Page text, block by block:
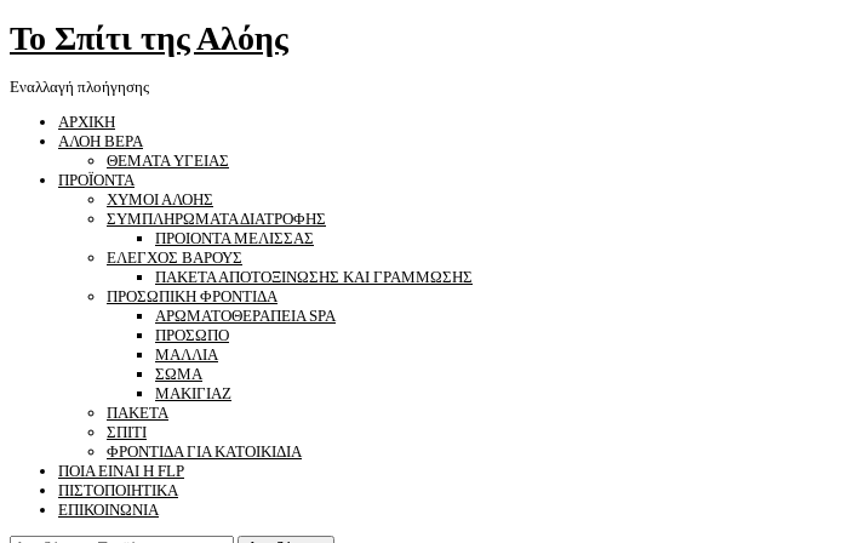
Το Σπίτι της Αλόης
Εναλλαγή πλοήγησης
ΑΡΧΙΚΗ
ΑΛΟΗ ΒΕΡΑ
ΘΕΜΑΤΑ ΥΓΕΙΑΣ
ΠΡΟΪΟΝΤΑ
ΧΥΜΟΙ ΑΛΟΗΣ
ΣΥΜΠΛΗΡΩΜΑΤΑ ΔΙΑΤΡΟΦΗΣ
ΠΡΟΙΟΝΤΑ ΜΕΛΙΣΣΑΣ
ΕΛΕΓΧΟΣ ΒΑΡΟΥΣ
ΠΑΚΕΤΑ ΑΠΟΤΟΞΙΝΩΣΗΣ ΚΑΙ ΓΡΑΜΜΩΣΗΣ
ΠΡΟΣΩΠΙΚΗ ΦΡΟΝΤΙΔΑ
ΑΡΩΜΑΤΟΘΕΡΑΠΕΙΑ SPA
ΠΡΟΣΩΠΟ
ΜΑΛΛΙΑ
ΣΩΜΑ
ΜΑΚΙΓΙΑΖ
ΠΑΚΕΤΑ
ΣΠΙΤΙ
ΦΡΟΝΤΙΔΑ ΓΙΑ ΚΑΤΟΙΚΙΔΙΑ
ΠΟΙΑ ΕΙΝΑΙ Η FLP
ΠΙΣΤΟΠΟΙΗΤΙΚΑ
ΕΠΙΚΟΙΝΩΝΙΑ